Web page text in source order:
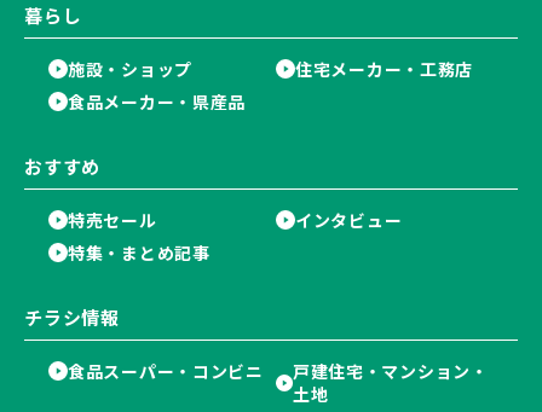
暮らし
施設・ショップ
住宅メーカー・工務店
食品メーカー・県産品
おすすめ
特売セール
インタビュー
特集・まとめ記事
チラシ情報
食品スーパー・コンビニ
戸建住宅・マンション・
土地